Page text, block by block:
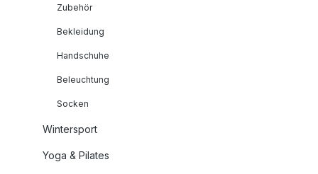
Zubehör
Bekleidung
Handschuhe
Beleuchtung
Socken
Wintersport
Yoga & Pilates